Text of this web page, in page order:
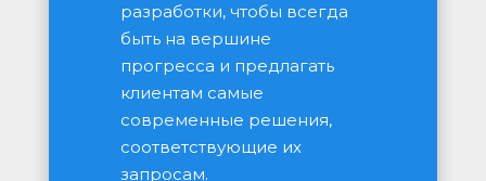
разработки, чтобы всегда
быть на вершине
прогресса и предлагать
клиентам самые
современные решения,
соответствующие их
запросам.